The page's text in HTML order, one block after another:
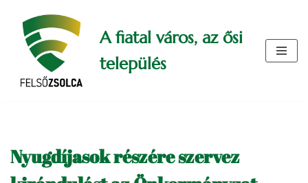
Skip
content
A fiatal város, az ősi
település
Nyugdíjasok részére szervez